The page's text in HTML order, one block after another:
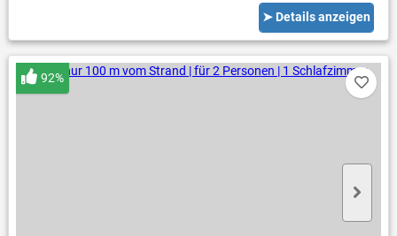
➤ Details anzeigen
92%